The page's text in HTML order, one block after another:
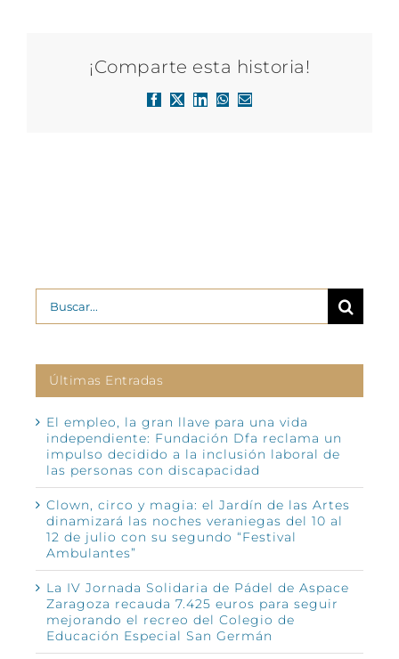
¡Comparte esta historia!
Facebook
X LinkedInWhatsApp
Correo
Buscar:
Últimas Entradas
El empleo, la gran llave para una vida
independiente: Fundación Dfa reclama un
impulso decidido a la inclusión laboral de
las personas con discapacidad
Clown, circo y magia: el Jardín de las Artes
dinamizará las noches veraniegas del 10 al
12 de julio con su segundo “Festival
Ambulantes”
La IV Jornada Solidaria de Pádel de Aspace
Zaragoza recauda 7.425 euros para seguir
mejorando el recreo del Colegio de
Educación Especial San Germán